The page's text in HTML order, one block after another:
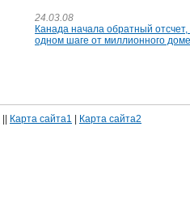
24.03.08
Канада начала обратный отсчет,
одном шаге от миллионного
Карта сайта1
Карта сайта2